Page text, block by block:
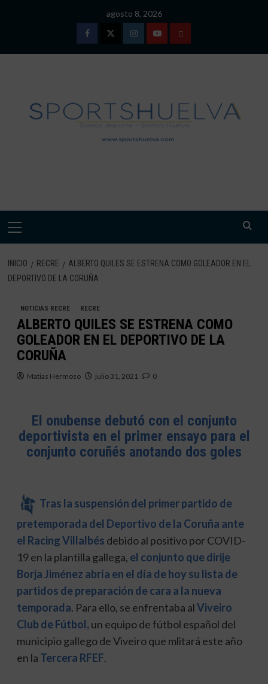
agosto 8, 2026
FacebookTwitterInstagramYoutubeTÉRMINOS
DE
USO
Menú
INICIO RECRE
ALBERTO QUILES SE ESTRENA COMO GOLEADOR EN EL
DEPORTIVO DE LA CORUÑA
NOTICIAS RECRE RECRE
ALBERTO QUILES SE ESTRENA COMO
GOLEADOR EN EL DEPORTIVO DE LA
CORUÑA
Matias Hermoso julio 31, 2021 0
El onubense debutó con el conjunto
deportivista en el primer ensayo para el
conjunto coruñés anotando dos goles
Tras la suspensión del primer partido de
pretemporada del Deportivo de la Coruña ante
el Racing Villalbés debido al positivo por COVID-
19 en la plantilla gallega, el conjunto que dirije
Borja Jiménez abría en el día de hoy su lista de
partidos de preparación de cara a la nueva
temporada. Para ello, se enfrentaba alViveiro
Club de Fútbol, un equipo de fútbol español del
municipio gallego de Viveiro que mlitará este año
en la Tercera RFEF.